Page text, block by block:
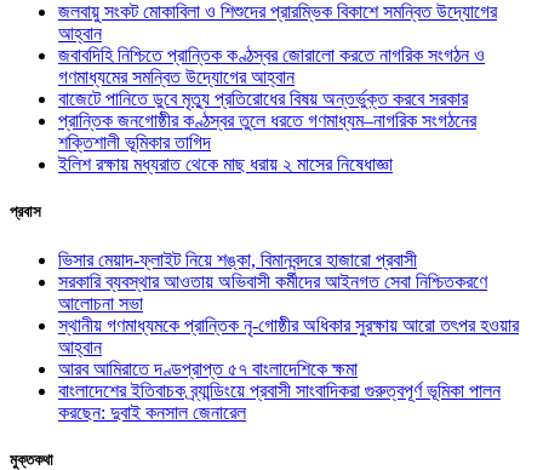
জলবায়ু সংকট মোকাবিলা ও শিশুদের প্রারম্ভিক বিকাশে সমন্বিত উদ্যোগের
আহ্বান
জবাবদিহি নিশ্চিতে প্রান্তিক কণ্ঠস্বর জোরালো করতে নাগরিক সংগঠন ও
গণমাধ্যমের সমন্বিত উদ্যোগের আহ্বান
বাজেটে পানিতে ডুবে মৃত্যু প্রতিরোধের বিষয় অন্তর্ভুক্ত করবে সরকার
প্রান্তিক জনগোষ্ঠীর কণ্ঠস্বর তুলে ধরতে গণমাধ্যম–নাগরিক সংগঠনের
শক্তিশালী ভূমিকার তাগিদ
ইলিশ রক্ষায় মধ্যরাত থেকে মাছ ধরায় ২ মাসের নিষেধাজ্ঞা
প্রবাস
ভিসার মেয়াদ-ফ্লাইট নিয়ে শঙ্কা, বিমানবন্দরে হাজারো প্রবাসী
সরকারি ব্যবস্থার আওতায় অভিবাসী কর্মীদের আইনগত সেবা নিশ্চিতকরণে
আলোচনা সভা
স্থানীয় গণমাধ্যমকে প্রান্তিক নৃ-গোষ্ঠীর অধিকার সুরক্ষায় আরো তৎপর হওয়ার
আহ্বান
আরব আমিরাতে দণ্ডপ্রাপ্ত ৫৭ বাংলাদেশিকে ক্ষমা
বাংলাদেশের ইতিবাচক ব্র্যান্ডিংয়ে প্রবাসী সাংবাদিকরা গুরুত্বপূর্ণ ভূমিকা পালন
করছেন: দুবাই কনসাল জেনারেল
মুক্তকথা